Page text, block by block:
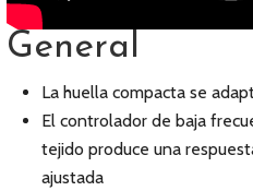
General
La huella compacta se
El controlador de baja
tejido produce una
ajustada